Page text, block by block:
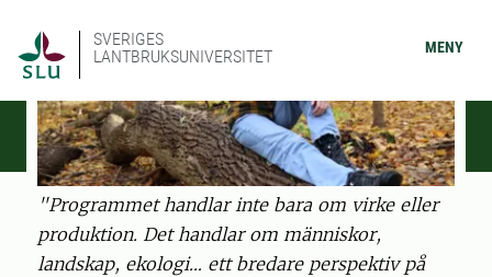
SVERIGES
LANTBRUKSUNIVERSITET
MENY
"Programmet handlar inte bara om virke eller
produktion. Det handlar om människor,
landskap, ekologi… ett bredare perspektiv på